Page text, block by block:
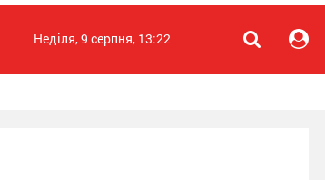
Неділя, 9 серпня, 13:22